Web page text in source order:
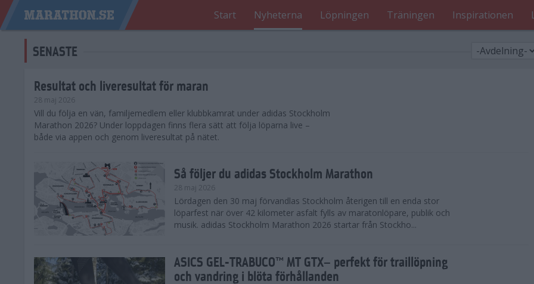
Start Nyheterna Löpningen Träningen Inspirationen
SENASTE
Resultat och liveresultat för maran
28 maj 2026
​Vill du följa en vän, familjemedlem eller klubbkamrat under adidas Stockholm
Marathon 2026? Under loppdagen finns flera sätt att följa löparna live –
både via appen och genom liveresultat på nätet.
Så följer du adidas Stockholm Marathon
28 maj 2026
Lördagen den 30 maj förvandlas Stockholm återigen till en enda stor
löparfest när över 42 kilometer asfalt fylls av maratonlöpare, publik och
musik. adidas Stockholm Marathon 2026 startar från Stockho...
ASICS GEL-TRABUCO™ MT GTX– perfekt för traillöpning
och vandring i blöta förhållanden